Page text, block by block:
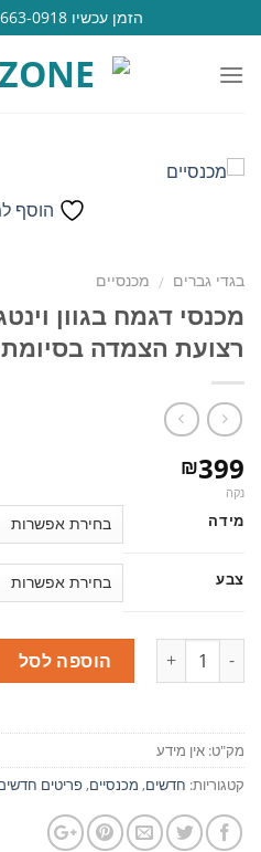
to
content
הזמן עכשיו 055-663-0918 MENZONE
הוסף
בגדי גברים / מכנסיים
מכנסי דגמח בגוון
רצועת הצמדה בסיומת 288
₪399
מידה
צבע
נקה
הוספה לסל
מק"ט: אין מידע
קטגוריות: חדשים, מכנסיים, פריטים